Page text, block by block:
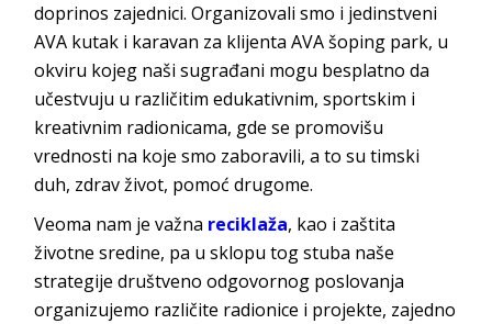
doprinos zajednici. Organizovali smo i jedinstveni
AVA kutak i karavan za klijenta AVA šoping park, u
okviru kojeg naši sugrađani mogu besplatno da
učestvuju u različitim edukativnim, sportskim i
kreativnim radionicama, gde se promovišu
vrednosti na koje smo zaboravili, a to su timski
duh, zdrav život, pomoć drugome.
Veoma nam je važna reciklaža, kao i zaštita
životne sredine, pa u sklopu tog stuba naše
strategije društveno odgovornog poslovanja
organizujemo različite radionice i projekte, zajedno